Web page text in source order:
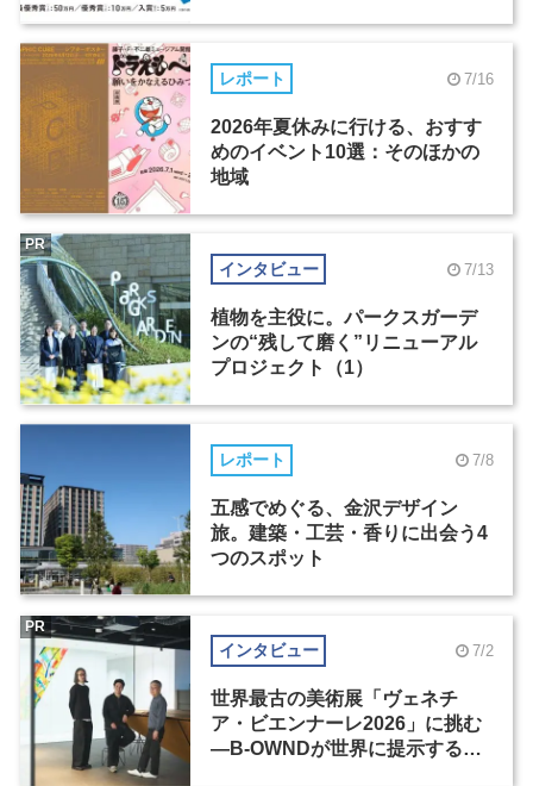
レポート 7/16
2026年夏休みに行ける、おすす
めのイベント10選：そのほかの
地域
インタビュー 7/13
植物を主役に。パークスガーデ
ンの“残して磨く”リニューアル
プロジェクト（1）
PR
レポート 7/8
五感でめぐる、金沢デザイン
旅。建築・工芸・香りに出会う4
つのスポット
インタビュー 7/2
世界最古の美術展「ヴェネチ
ア・ビエンナーレ2026」に挑む
―B-OWNDが世界に提示する美
PR